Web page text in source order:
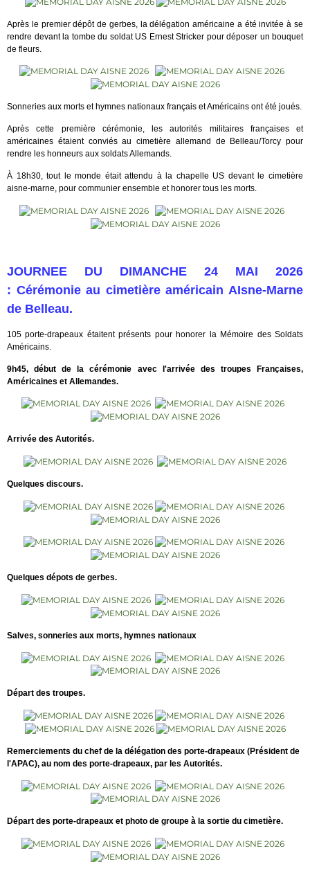
Après le premier dépôt de gerbes, la délégation américaine a été invitée à se
rendre devant la tombe du soldat US Ernest Stricker pour déposer un bouquet
de fleurs.
Sonneries aux morts et hymnes nationaux français et Américains ont été joués.
Après cette première cérémonie, les autorités militaires françaises et
américaines étaient conviés au cimetière allemand de Belleau/Torcy pour
rendre les honneurs aux soldats Allemands.
À 18h30, tout le monde était attendu à la chapelle US devant le cimetière
aisne-marne, pour communier ensemble et honorer tous les morts.
JOURNEE DU DIMANCHE 24 MAI 2026
: Cérémonie au cimetière américain AIsne-Marne
de Belleau.
105 porte-drapeaux étaitent présents pour honorer la Mémoire des Soldats
Américains.
9h45, début de la cérémonie avec l'arrivée des troupes Françaises,
Américaines et Allemandes.
Arrivée des Autorités.
Quelques discours.
Quelques dépots de gerbes.
Salves, sonneries aux morts, hymnes nationaux
Départ des troupes.
Remerciements du chef de la délégation des porte-drapeaux (Président de
l'APAC), au nom des porte-drapeaux, par les Autorités.
Départ des porte-drapeaux et photo de groupe à la sortie du cimetière.